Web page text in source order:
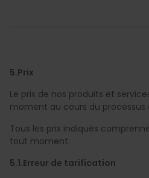
5.Prix
Le prix de nos produits et
moment au cours du processus
Tous les prix indiqués
tout moment.
5.1.Erreur de tarification